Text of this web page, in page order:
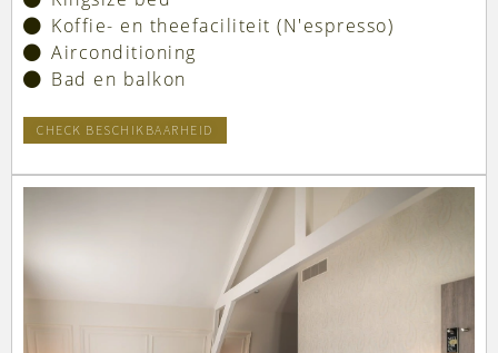
Koffie- en theefaciliteit (N'espresso)
Airconditioning
Bad en balkon
CHECK BESCHIKBAARHEID